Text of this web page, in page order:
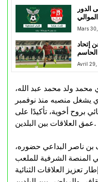
الدور
الموالي
Mars
إتحاد
Avril 29,
ولد محمد عبد الله،
يشغل منصبه منذ نوفمبر
بروح أخوية، تأكيدًا على
عمق العلاقات بين البلدين.
ناصر البداعي حضوره،
الشرفية للملعب
تعزيز العلاقات الثنائية